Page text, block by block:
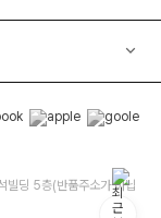
딩 5층(반품주소가 아닙